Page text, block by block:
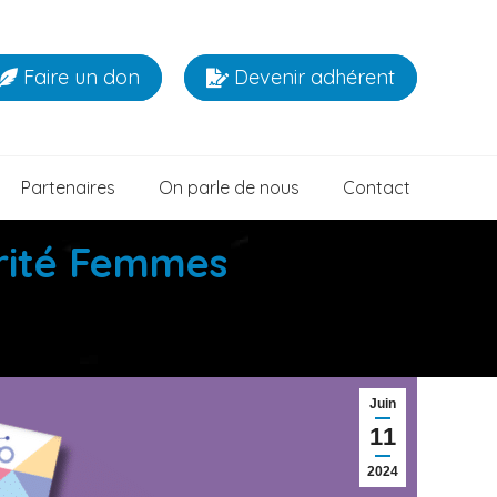
Faire un don Devenir adhérent
Partenaires On parle de nous Contact
Femmes
Juin
11
2024